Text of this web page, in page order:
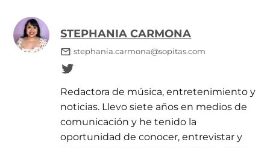
STEPHANIA CARMONA
stephania.carmona@sopitas.com
Redactora de música, entretenimiento y
noticias. Llevo siete años en medios de
comunicación y he tenido la
oportunidad de conocer, entrevistar y